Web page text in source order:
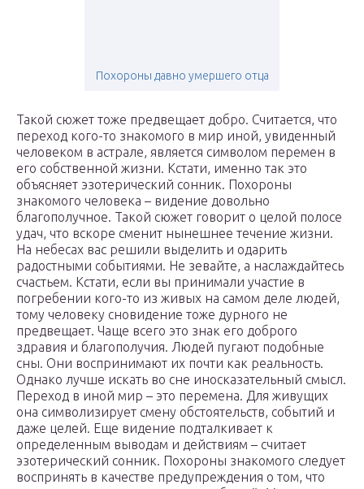
Похороны давно умершего отца
Такой сюжет тоже предвещает добро. Считается, что
переход кого-то знакомого в мир иной, увиденный
человеком в астрале, является символом перемен в
его собственной жизни. Кстати, именно так это
объясняет эзотерический сонник. Похороны
знакомого человека – видение довольно
благополучное. Такой сюжет говорит о целой полосе
удач, что вскоре сменит нынешнее течение жизни.
На небесах вас решили выделить и одарить
радостными событиями. Не зевайте, а наслаждайтесь
счастьем. Кстати, если вы принимали участие в
погребении кого-то из живых на самом деле людей,
тому человеку сновидение тоже дурного не
предвещает. Чаще всего это знак его доброго
здравия и благополучия. Людей пугают подобные
сны. Они воспринимают их почти как реальность.
Однако лучше искать во сне иносказательный смысл.
Переход в иной мир – это перемена. Для живущих
она символизирует смену обстоятельств, событий и
даже целей. Еще видение подталкивает к
определенным выводам и действиям – считает
эзотерический сонник. Похороны знакомого следует
воспринять в качестве предупреждения о том, что